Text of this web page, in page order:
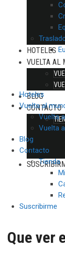
HOTELES
VUELTA AL
BLOG
CONTACTO
Hoteles
Vuelta al
Vuelta
Vuelta
Blog
Contacto
Tienda
Suscribirme
Que ver